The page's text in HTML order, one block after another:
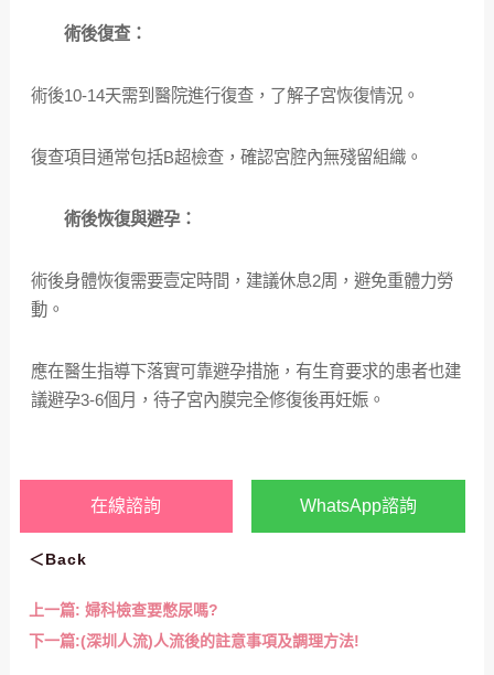
術後復查：
術後10-14天需到醫院進行復查，了解子宮恢復情況。
復查項目通常包括B超檢查，確認宮腔內無殘留組織。
術後恢復與避孕：
術後身體恢復需要壹定時間，建議休息2周，避免重體力勞
動。
應在醫生指導下落實可靠避孕措施，有生育要求的患者也建
議避孕3-6個月，待子宮內膜完全修復後再妊娠。
在線諮詢 WhatsApp諮詢
＜Back
上一篇: 婦科檢查要憋尿嗎?
下一篇:(深圳人流)人流後的註意事項及調理方法!